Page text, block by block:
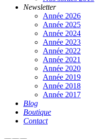
Newsletter
Année 2026
Année 2025
Année 2024
Année 2023
Année 2022
Année 2021
Année 2020
Année 2019
Année 2018
Année 2017
Blog
Boutique
Contact